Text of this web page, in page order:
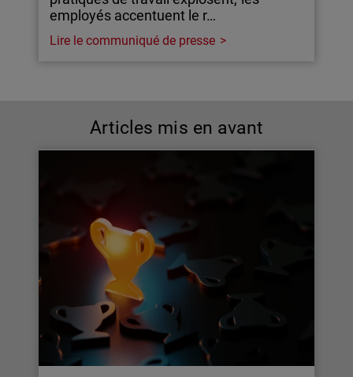
employés accentuent le r…
Lire le communiqué de presse
Articles mis en avant